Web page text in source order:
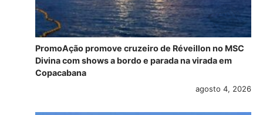
PromoAção promove cruzeiro de Réveillon no MSC
Divina com shows a bordo e parada na virada em
Copacabana
agosto 4, 2026